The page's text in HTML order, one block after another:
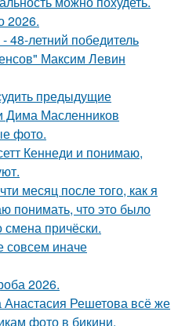
2026.
летний победитель
Максим Левин
предыдущие
Дима Масленников
фото.
Кеннеди и понимаю,
месяц после того, как я
понимать, что это было
причёски.
совсем иначе
2026.
Решетова всё же
фото в бикини.